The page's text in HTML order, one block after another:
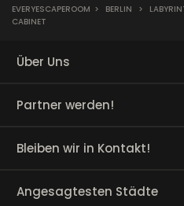
EVERYESCAPEROOM > BERLIN >
CABINET
Über Uns
Partner werden!
Bleiben wir in Kontakt!
Angesagtesten Städte